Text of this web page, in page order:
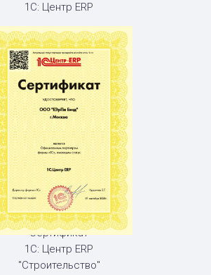
1С: Центр ERP
Сертификат
1С: Центр ERP
"Строительство"